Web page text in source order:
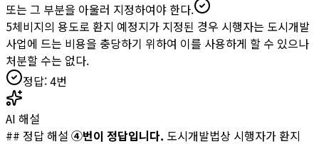
또는 그 부분을 아울러 지정하여야 한다.
5체비지의 용도로 환지 예정지가 지정된 경우 시행자는 도시개발
사업에 드는 비용을 충당하기 위하여 이를 사용하게 할 수 있으나
처분할 수는 없다.
정답:4번
AI 해설
## 정답 해설 ④번이 정답입니다. 도시개발법상 시행자가 환지